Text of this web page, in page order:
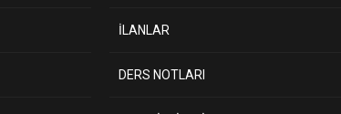
İLANLAR
DERS NOTLARI